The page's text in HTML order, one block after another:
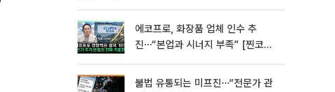
에코프로, 화장품 업체 인수 추
진⋯“본업과 시너지 부족” [찐코노
불법 유통되는 미프진⋯“전문가 관